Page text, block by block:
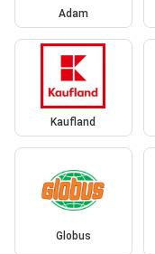
Adam
Kaufland
Globus